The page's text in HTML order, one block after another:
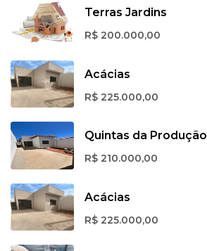
Terras Jardins
R$ 200.000,00
Acácias
R$ 225.000,00
Quintas da Produção
R$ 210.000,00
Acácias
R$ 225.000,00